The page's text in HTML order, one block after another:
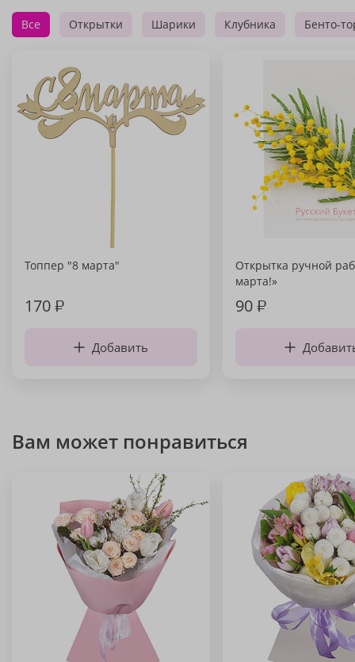
Все Открытки Шарики Клубника Бенто-
Топпер "8 марта"
170₽
Добавить
Открытка ручной
марта!»
90₽
Вам может понравиться